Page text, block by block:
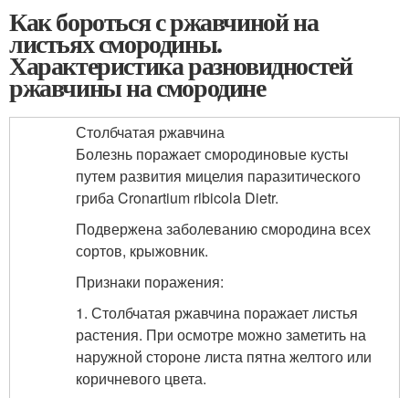
Как бороться с ржавчиной на
листьях смородины.
Характеристика разновидностей
ржавчины на смородине
Столбчатая ржавчина
Болезнь поражает смородиновые кусты
путем развития мицелия паразитического
гриба Cronartium ribicola Dietr.
Подвержена заболеванию смородина всех
сортов, крыжовник.
Признаки поражения:
1. Столбчатая ржавчина поражает листья
растения. При осмотре можно заметить на
наружной стороне листа пятна желтого или
коричневого цвета.